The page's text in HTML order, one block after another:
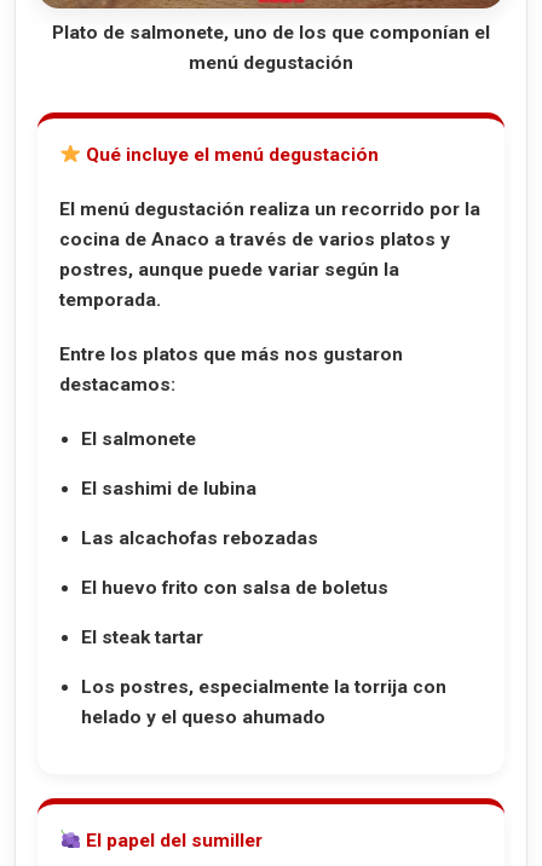
Plato de salmonete, uno de los que componían el
menú degustación
Qué incluye el menú degustación
El menú degustación realiza un recorrido por la
cocina de Anaco a través de varios platos y
postres, aunque puede variar según la
temporada.
Entre los platos que más nos gustaron
destacamos:
El salmonete
El sashimi de lubina
Las alcachofas rebozadas
El huevo frito con salsa de boletus
El steak tartar
Los postres, especialmente la torrija con
helado y el queso ahumado
El papel del sumiller